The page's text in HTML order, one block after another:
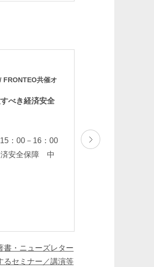
FRONTEO共催オ
べき経済安全
：00－16：00
済安全保障 中
粟津卓郎
2024年7月23日（
書・ニューズレター
るセミナー／講演等